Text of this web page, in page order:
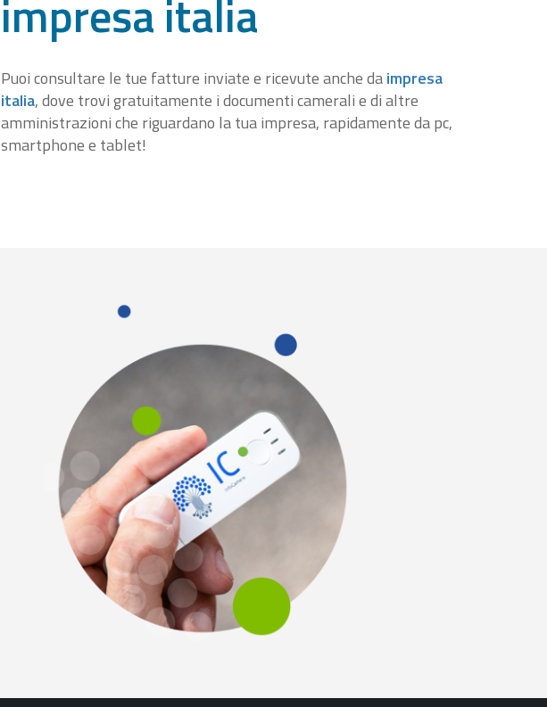
impresa italia
Puoi consultare le tue fatture inviate e ricevute anche daimpresa
italia, dove trovi gratuitamente i documenti camerali e di altre
amministrazioni che riguardano la tua impresa, rapidamente da pc,
smartphone e tablet!